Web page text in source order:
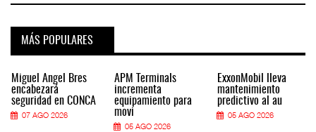
MÁS POPULARES
Miguel Ángel Bres
encabezará
seguridad en CONCA
07 AGO 2026
APM Terminals
incrementa
equipamiento para
movi
05 AGO 2026
ExxonMobil lleva
mantenimiento
predictivo al au
05 AGO 2026